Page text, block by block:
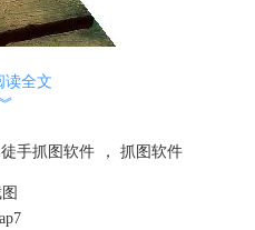
下Ctrl+Shift+H，然后用鼠标画出
击Enter键或者单击鼠标右键，在
捕捉。在选择范围的时候按下Shift
读全文
徒手抓图软件 ， 抓图软件